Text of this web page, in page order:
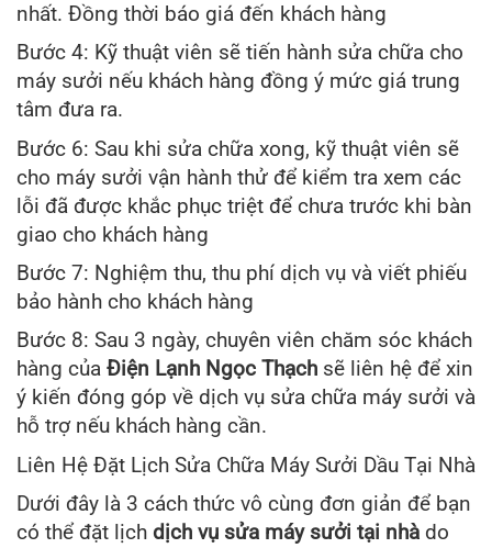
nhất. Đồng thời báo giá đến khách hàng
Bước 4: Kỹ thuật viên sẽ tiến hành sửa chữa cho
máy sưởi nếu khách hàng đồng ý mức giá trung
tâm đưa ra.
Bước 6: Sau khi sửa chữa xong, kỹ thuật viên sẽ
cho máy sưởi vận hành thử để kiểm tra xem các
lỗi đã được khắc phục triệt để chưa trước khi bàn
giao cho khách hàng
Bước 7: Nghiệm thu, thu phí dịch vụ và viết phiếu
bảo hành cho khách hàng
Bước 8: Sau 3 ngày, chuyên viên chăm sóc khách
hàng của Điện Lạnh Ngọc Thạch sẽ liên hệ để xin
ý kiến đóng góp về dịch vụ sửa chữa máy sưởi và
hỗ trợ nếu khách hàng cần.
Liên Hệ Đặt Lịch Sửa Chữa Máy Sưởi Dầu Tại Nhà
Dưới đây là 3 cách thức vô cùng đơn giản để bạn
có thể đặt lịch dịch vụ sửa máy sưởi tại nhà do